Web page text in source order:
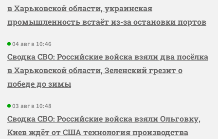
в Харьковской области, украинская
промышленность встаёт из-за остановки портов
04 авг в 10:46
Сводка СВО: Российские войска взяли два посёлка
в Харьковской области, Зеленский грезит о
победе до зимы
03 авг в 10:48
Сводка СВО: Российские войска взяли Ольговку,
Киев ждёт от США технология производства